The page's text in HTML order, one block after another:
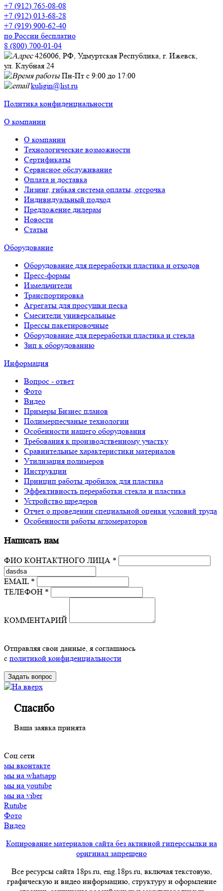
+7 (912) 765-08-08
+7 (912) 013-68-28
+7 (919) 900-62-40
по России бесплатно
8 (800) 700-01-04
426006, РФ, Удмуртская Республика, г. Ижевск,
ул. Клубная 24
Пн-Пт с 9:00 до 17:00
kuligin@list.ru
Политика конфиденциальности
О компании
О компании
Технологические возможности
Сертификаты
Сервисное обслуживание
Оплата и доставка
Лизинг, гибкая система оплаты, отсрочка
Индивидуальный подход
Предложение дилерам
Новости
Статьи
Оборудование
Оборудование для переработки пластика и отходов
Пресс-формы
Измельчители
Транспортировка
Агрегаты для просушки песка
Смесители универсальные
Прессы пакетировочные
Оборудование для переработки пластика и стекла
Зип к оборудованию
Информация
Вопрос - ответ
Фото
Видео
Примеры Бизнес планов
Полимерпесчаные технологии
Особенности нашего оборудования
Требования к производственному участку
Сравнительные характеристики материалов
Утилизация полимеров
Инструкции
Принцип работы дробилок для пластика
Эффективность переработки стекла и пластика
Устройство шредеров
Отчет о проведении специальной оценки условий труда
Особенности работы агломераторов
Написать нам
ФИО КОНТАКТНОГО ЛИЦА *
EMAIL *
ТЕЛЕФОН *
КОММЕНТАРИЙ
Отправляя свои данные, я соглашаюсь
с политикой конфиденциальности
Спасибо
Ваша заявка принята
Соц.сети
мы вконтакте
мы на whatsapp
мы на youtube
мы на viber
Rutube
Фото
Видео
Копирование материалов сайта без активной гиперссылки на
оригинал запрещено
Все ресурсы сайта 18ps.ru, eng.18ps.ru, включая текстовую,
графическую и видео информацию, структуру и оформление